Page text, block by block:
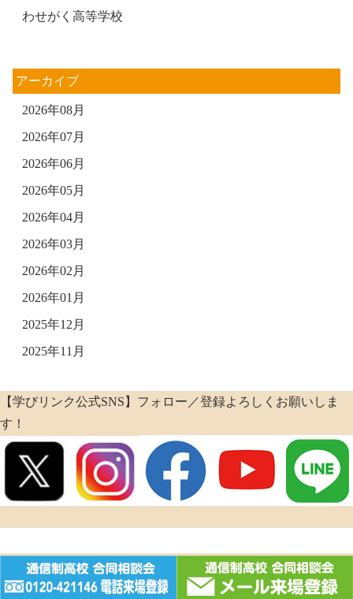
わせがく高等学校
アーカイブ
2026年08月
2026年07月
2026年06月
2026年05月
2026年04月
2026年03月
2026年02月
2026年01月
2025年12月
2025年11月
【学びリンク公式SNS】フォロー／登録よろしくお願いしま
す！
Copyright (c) 通信制高校を探すなら「通信制高校があるじゃん!」